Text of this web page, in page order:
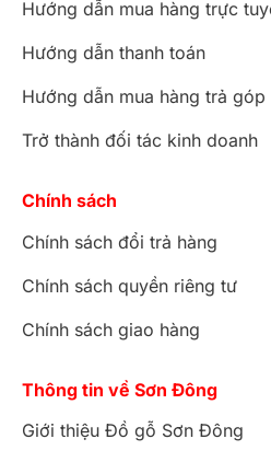
Hướng dẫn mua hàng trực
Hướng dẫn thanh toán
Hướng dẫn mua hàng trả góp
Trở thành đối tác kinh doanh
Chính sách
Chính sách đổi trả hàng
Chính sách quyền riêng tư
Chính sách giao hàng
Thông tin về Sơn Đông
Giới thiệu Đồ gỗ Sơn Đông